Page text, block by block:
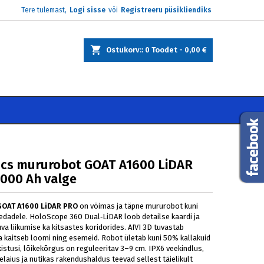
Tere tulemast, Logi sisse või Registreeru püsikliendiks
Ostukorv: 0 Toodet - 0,00 €
mururobot GOAT A1600 LiDAR
Ah valge
A1600 LiDAR PRO on võimas ja täpne mururobot kuni
HoloScope 360 Dual‑LiDAR loob detailse kaardi ja
liikumise ka kitsastes koridorides. AIVI 3D tuvastab
kaitseb loomi ning esemeid. Robot ületab kuni 50% kallakuid
lõikekõrgus on reguleeritav 3–9 cm. IPX6 veekindlus,
ja nutikas rakendushaldus teevad sellest täielikult